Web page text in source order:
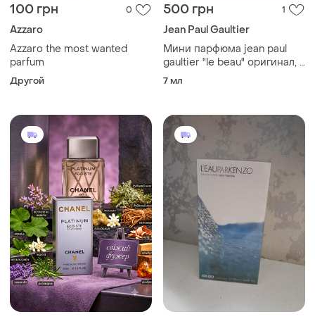
100 грн 0
Azzaro
Azzaro the most wanted
parfum
Другой
500 грн 1
Jean Paul Gaultier
Мини парфюма jean paul
gaultier "le beau" оригинал, 7
мл
7 мл